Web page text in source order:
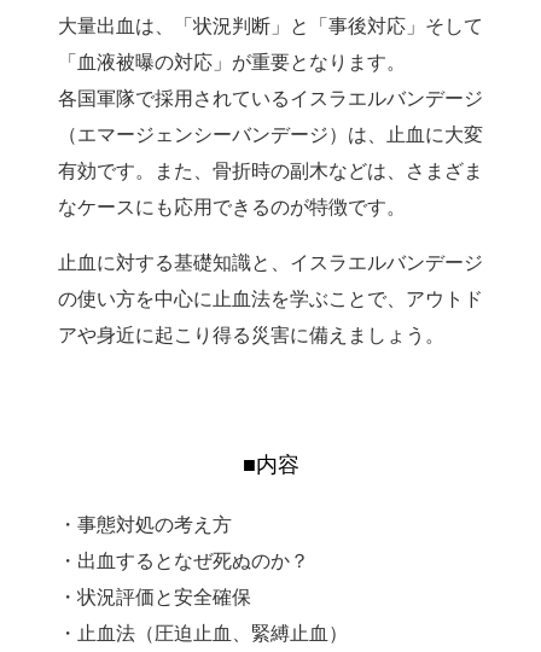
大量出血は、「状況判断」と「事後対応」そして
「血液被曝の対応」が重要となります。
各国軍隊で採用されているイスラエルバンデージ
（エマージェンシーバンデージ）は、止血に大変
有効です。また、骨折時の副木などは、さまざま
なケースにも応用できるのが特徴です。
止血に対する基礎知識と、イスラエルバンデージ
の使い方を中心に止血法を学ぶことで、アウトド
アや身近に起こり得る災害に備えましょう。
■内容
・事態対処の考え方
・出血するとなぜ死ぬのか？
・状況評価と安全確保
・止血法（圧迫止血、緊縛止血）